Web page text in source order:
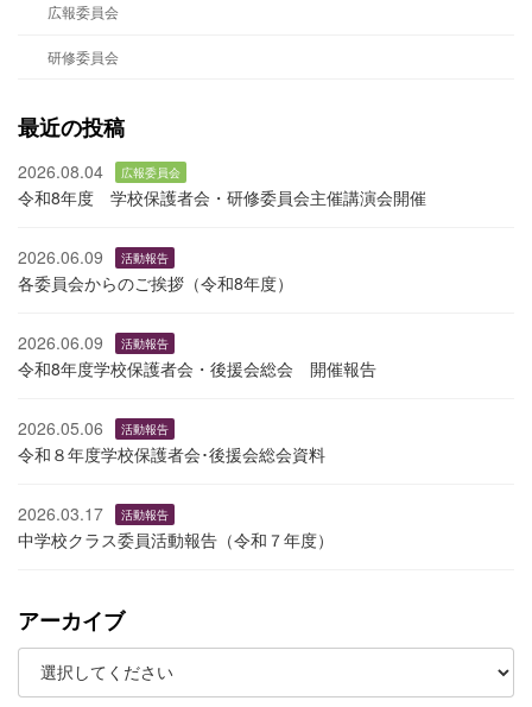
広報委員会
研修委員会
最近の投稿
2026.08.04 広報委員会
令和8年度 学校保護者会・研修委員会主催講演会開催
2026.06.09 活動報告
各委員会からのご挨拶（令和8年度）
2026.06.09 活動報告
令和8年度学校保護者会・後援会総会 開催報告
2026.05.06 活動報告
令和８年度学校保護者会･後援会総会資料
2026.03.17 活動報告
中学校クラス委員活動報告（令和７年度）
アーカイブ